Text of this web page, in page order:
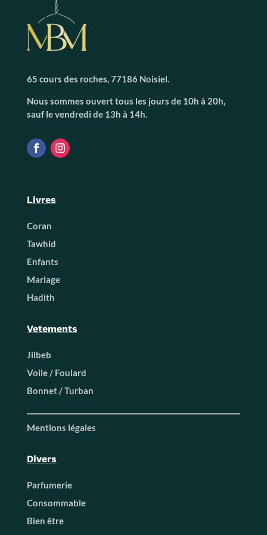
65 cours des roches, 77186 Noisiel.
Nous sommes ouvert tous les jours de 10h à 20h,
sauf le vendredi de 13h à 14h.
Livres
Coran
Tawhid
Enfants
Mariage
Hadith
Vetements
Jilbeb
Voile / Foulard
Bonnet / Turban
Mentions légales
Divers
Parfumerie
Consommable
Bien être